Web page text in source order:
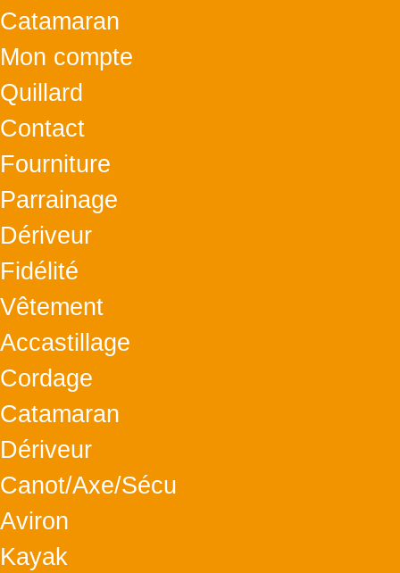
Catamaran
Mon compte
Quillard
Contact
Fourniture
Parrainage
Dériveur
Fidélité
Vêtement
Accastillage
Cordage
Catamaran
Dériveur
Canot/Axe/Sécu
Aviron
Kayak